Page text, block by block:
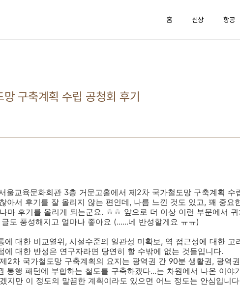
홈 신상 항공
구축계획 수립 공청회 후기
울교육문화회관 3층 거문고홀에서 제2차 국가철도망 구축계획 수
아서 후기를 잘 올리지 않는 편인데, 나름 느낀 것도 있고, 꽤 중요
마 후기를 올리게 되는군요. ㅎㅎ 앞으로 더 이상 이런 부문에서
도 풍성해지고 얼마나 좋아요 (......네 반성할게요 ㅠㅠ)
에 대한 비교열위, 시설수준의 일관성 미확보, 역 접근성에 대한 고
에 대한 반성은 연구자라면 당연히 할 수밖에 없는 것들입니다.
2차 국가철도망 구축계획의 요지는 광역권 간 90분 생활권, 광역
통행 패턴에 부합하는 철도를 구축하겠다...는 차원에서 나온 이야
지만 이 정도의 말끔한 계획이라도 있으면 어느 정도는 안심입니